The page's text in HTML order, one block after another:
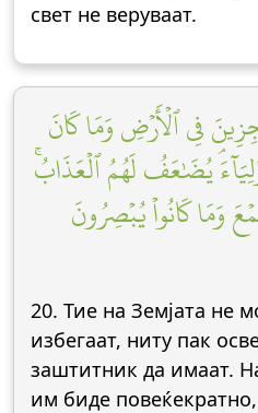
свет не веруваат.
فِي ٱلۡأَرۡضِ وَمَا كَانَ
يُضَٰعَفُ لَهُمُ ٱلۡعَذَابُۚ
وَمَا كَانُواْ يُبۡصِرُونَ
20. Тие на Земјата не
избегаат, ниту пак
заштитник да имаат.
им биде